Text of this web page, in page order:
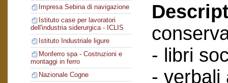
Impresa Sebina di navigazione
Istituto case per lavoratori
dell'industria siderurgica - ICLIS
Istituto Industriale ligure
Monferro spa - Costruzioni e
montaggi in ferro
Nazionale Cogne
- libri
- verbali